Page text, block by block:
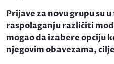
Prijave za novu grupu su
raspolaganju različiti
mogao da izabere opciju
njegovim obavezama,